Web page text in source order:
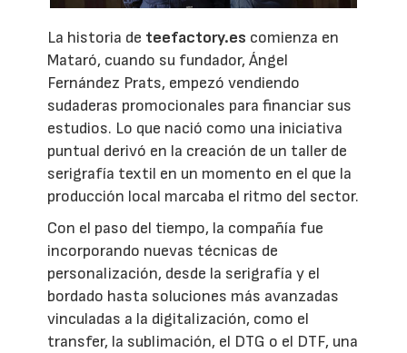
La historia de teefactory.es comienza en
Mataró, cuando su fundador, Ángel
Fernández Prats, empezó vendiendo
sudaderas promocionales para financiar sus
estudios. Lo que nació como una iniciativa
puntual derivó en la creación de un taller de
serigrafía textil en un momento en el que la
producción local marcaba el ritmo del sector.
Con el paso del tiempo, la compañía fue
incorporando nuevas técnicas de
personalización, desde la serigrafía y el
bordado hasta soluciones más avanzadas
vinculadas a la digitalización, como el
transfer, la sublimación, el DTG o el DTF, una